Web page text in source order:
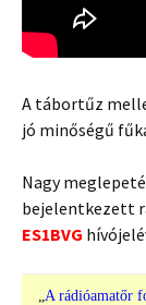
A tábortűz
jó minőségű
Nagy
bejelentkezett
ES1BVG
„A rádióamatőr